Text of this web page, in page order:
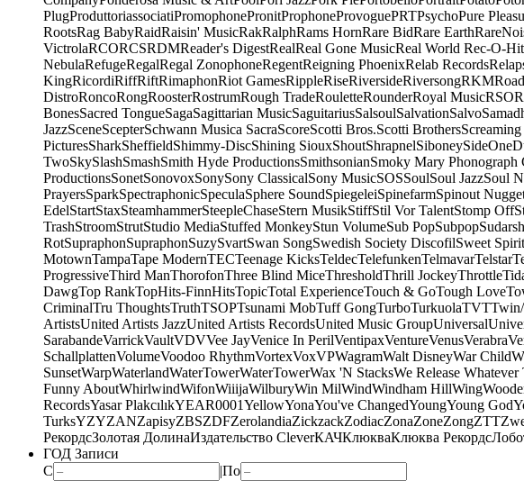
PlugProduttoriassociatiPromophonePronitProphoneProvoguePRTPsychoPure
RootsRag BabyRaidRaisin' MusicRakRalphRams HornRare BidRare Earth
VictrolaRCORCSRDMReader's DigestRealReal Gone MusicReal World Rec-O-Hit
NebulaRefugeRegalRegal ZonophoneRegentReigning PhoenixRelab Records
KingRicordiRiffRiftRimaphonRiot GamesRippleRiseRiversideRiversongRKM
DistroRoncoRongRoosterRostrumRough TradeRouletteRounderRoyal MusicRSO
BonesSacred TongueSagaSagittarian MusicSaguitariusSalsoulSalvationSalvo
JazzSceneScepterSchwann Musica SacraScoreScotti Bros.Scotti Brothers
PicturesSharkSheffieldShimmy-DiscShining SiouxShoutShrapnelSiboney
TwoSkySlashSmashSmith Hyde ProductionsSmithsonianSmoky Mary Phonograph
ProductionsSonetSonovoxSonySony ClassicalSony MusicSOSSoulSoul JazzSoul
PrayersSparkSpectraphonicSpeculaSphere SoundSpiegeleiSpinefarmSpinout
EdelStartStaxSteamhammerSteepleChaseStern MusikStiffStil Vor TalentStomp Off
TrashStroomStrutStudio MediaStuffed MonkeyStun VolumeSub PopSubpop
RotSupraphonSupraphonSuzySvartSwan SongSwedish Society DiscofilSweet Spirit
MotownTampaTape ModernTECTeenage KicksTeldecTelefunkenTelmavarTelstar
ProgressiveThird ManThorofonThree Blind MiceThresholdThrill JockeyThrottle
DawgTop RankTopHits-FinnHitsTopicTotal ExperienceTouch & GoTough Love
CriminalTru ThoughtsTruthTSOPTsunami MobTuff GongTurboTurkuolaTVT
ArtistsUnited Artists JazzUnited Artists RecordsUnited Music GroupUniversal
SarabandeVarrickVaultVDVVee JayVenice In PerilVentipaxVentureVenusVerabra
SchallplattenVolumeVoodoo RhythmVortexVoxVPWagramWalt DisneyWar Child
SunsetWarpWaterlandWaterTowerWaterTowerWax 'N StacksWe Release
Funny AboutWhirlwindWifonWiiijaWilburyWin MilWindWindham HillWing
RecordsYasar PlakcılıkYEAR0001YellowYonaYou've ChangedYoungYoung God
TurksYZYZANZapisyZBSZDFZerolandiaZickzackZodiacZonaZoneZongZTT
РекордсЗолотая ДолинаИздательство CleverКАЧКлюкваКлюква Рекордс
ГОД Записи
С
|По